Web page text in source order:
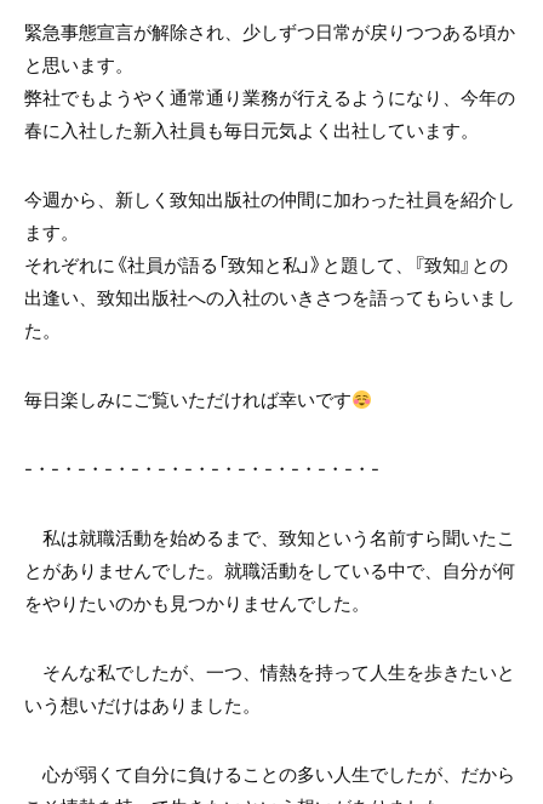
k
緊急事態宣言が解除され、少しずつ日常が戻りつつある頃か
と思います。
弊社でもようやく通常通り業務が行えるようになり、今年の
春に入社した新入社員も毎日元気よく出社しています。
今週から、新しく致知出版社の仲間に加わった社員を紹介し
ます。
それぞれに《社員が語る「致知と私」》と題して、『致知』との
出逢い、致知出版社への入社のいきさつを語ってもらいまし
た。
毎日楽しみにご覧いただければ幸いです
-・-・-・-・-・-・-・-・-・-・-・-・-・-
私は就職活動を始めるまで、致知という名前すら聞いたこ
とがありませんでした。就職活動をしている中で、自分が何
をやりたいのかも見つかりませんでした。
そんな私でしたが、一つ、情熱を持って人生を歩きたいと
いう想いだけはありました。
心が弱くて自分に負けることの多い人生でしたが、だから